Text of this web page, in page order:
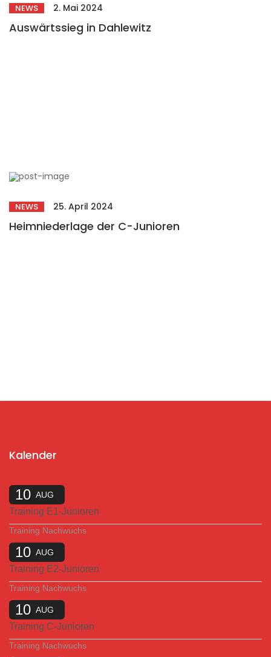
NEWS 2. Mai 2024
Auswärtssieg in Dahlewitz
NEWS 25. April 2024
Heimniederlage der C-Junioren
Kalender
10 AUG
Training E1-Junioren
Training Nachwuchs
10 AUG
Training E2-Junioren
Training Nachwuchs
10 AUG
Training C-Junioren
Training Nachwuchs